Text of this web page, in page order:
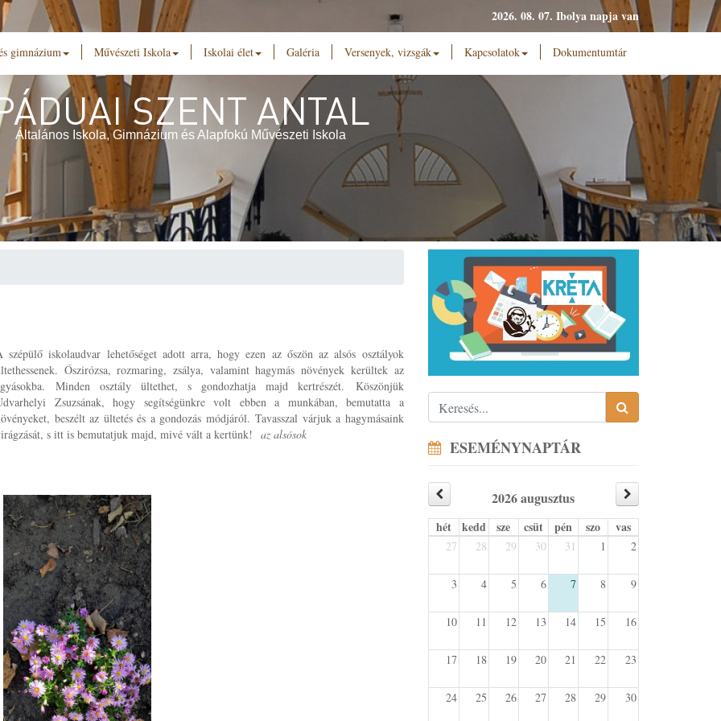
2026. 08. 07. Ibolya napja van
SZENT ANTAL
Általános Iskola, Gimnázium és Alapfokú Művészeti Iskola
gimnázium Művészeti Iskola Iskolai élet Galéria Versenyek, vizsgák Kapcsolatok Dokumentumtár
szépülő iskolaudvar lehetőséget adott arra, hogy ezen az őszön az alsós osztályok
Őszirózsa, rozmaring, zsálya, valamint hagymás növények kerültek az
Minden osztály ültethet, s gondozhatja majd kertrészét. Köszönjük
Zsuzsának, hogy segítségünkre volt ebben a munkában, bemutatta a
beszélt az ültetés és a gondozás módjáról. Tavasszal várjuk a hagymásaink
s itt is bemutatjuk majd, mivé vált a kertünk! az alsósok
ESEMÉNYNAPTÁR
2026 augusztus
hét kedd sze csüt pén szo vas
27 28 29 30 31 1 2
3 4 5 6 7 8 9
10 11 12 13 14 15 16
17 18 19 20 21 22 23
24 25 26 27 28 29 30